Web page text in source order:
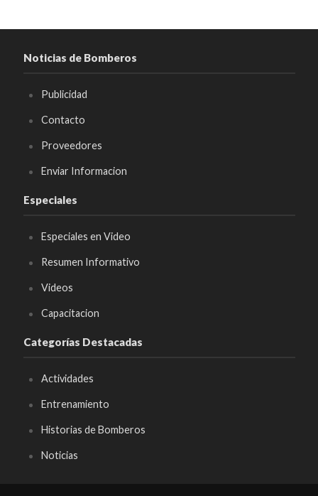
Noticias de Bomberos
Publicidad
Contacto
Proveedores
Enviar Informacion
Especiales
Especiales en Video
Resumen Informativo
Videos
Capacitacion
Categorías Destacadas
Actividades
Entrenamiento
Historias de Bomberos
Noticias